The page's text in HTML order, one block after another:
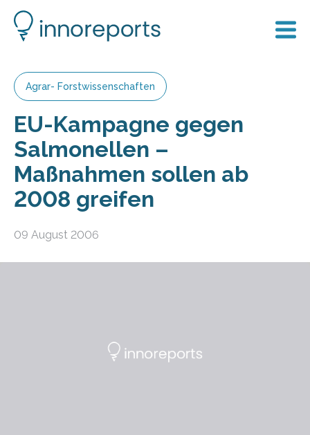
Agrar- Forstwissenschaften
EU-Kampagne gegen
Salmonellen –
Maßnahmen sollen ab
2008 greifen
09 August 2006